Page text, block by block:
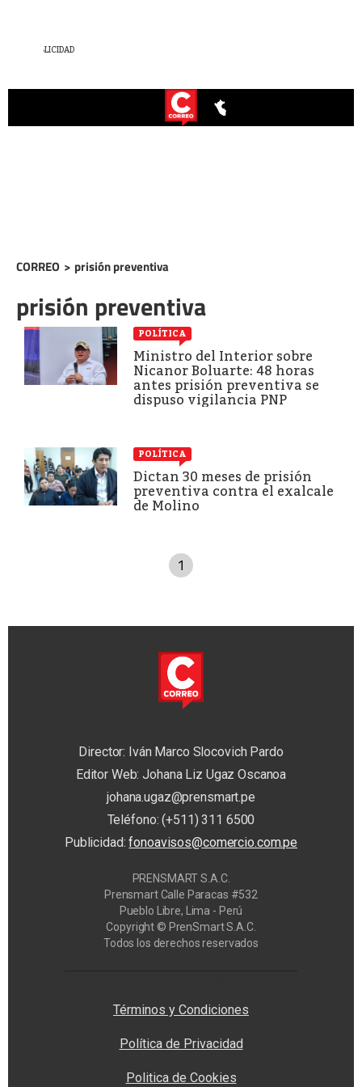
CORREO > prisión preventiva
prisión preventiva
POLÍTICA
Ministro del Interior sobre
Nicanor Boluarte: 48 horas
antes prisión preventiva se
dispuso vigilancia PNP
POLÍTICA
Dictan 30 meses de prisión
preventiva contra el exalcale
de Molino
1
Director: Iván Marco Slocovich Pardo
Editor Web: Johana Liz Ugaz Oscanoa
johana.ugaz@prensmart.pe
Teléfono: (+511) 311 6500
Publicidad:fonoavisos@comercio.com.pe
PRENSMART S.A.C.
Prensmart Calle Paracas #532
Pueblo Libre, Lima - Perú
Copyright © PrenSmart S.A.C.
Todos los derechos reservados
Términos y Condiciones
Política de Privacidad
Politica de Cookies